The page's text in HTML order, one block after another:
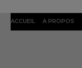
ACCUEIL A PROPOS